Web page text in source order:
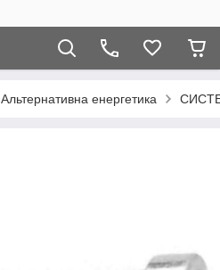
Альтернативна енергетика